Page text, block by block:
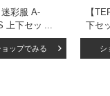
迷彩服 A-
上下セット
XXS XS S
サバゲー 装
ョップでみる
【
下セ
業服
ット
シ